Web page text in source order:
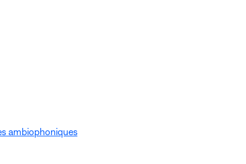
ambiophoniques